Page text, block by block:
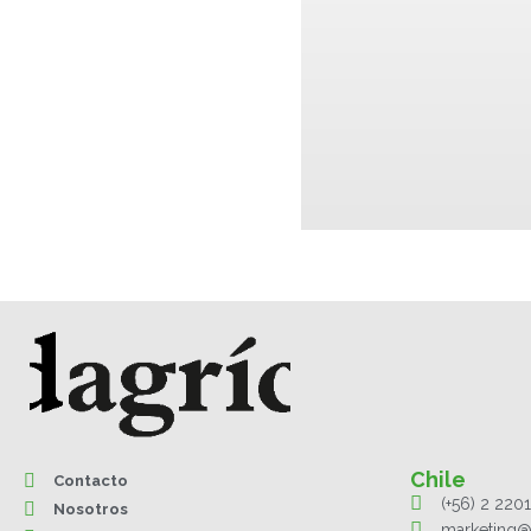
Contacto
Nosotros
Chile
(+56) 2